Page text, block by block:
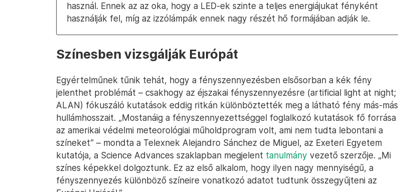
használ. Ennek az az oka, hogy a LED-ek szinte a teljes energiájukat fényként
használják fel, míg az izzólámpák ennek nagy részét hő formájában adják le.
Színesben vizsgálják Európát
Egyértelműnek tűnik tehát, hogy a fényszennyezésben elsősorban a kék fény
jelenthet problémát – csakhogy az éjszakai fényszennyezésre (artificial light at night;
ALAN) fókuszáló kutatások eddig ritkán különböztették meg a látható fény más-más
hullámhosszait. „Mostanáig a fényszennyezettséggel foglalkozó kutatások fő forrása
az amerikai védelmi meteorológiai műholdprogram volt, ami nem tudta lebontani a
színeket” – mondta a Telexnek Alejandro Sánchez de Miguel, az Exeteri Egyetem
kutatója, a Science Advances szaklapban megjelent tanulmány vezető szerzője. „Mi
színes képekkel dolgoztunk. Ez az első alkalom, hogy ilyen nagy mennyiségű, a
fényszennyezés különböző színeire vonatkozó adatot tudtunk összegyűjteni az